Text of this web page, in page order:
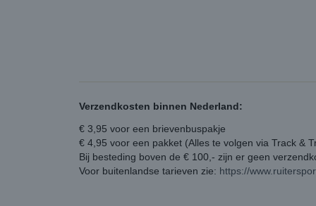
Verzendkosten binnen Nederland:
€ 3,95 voor een brievenbuspakje
€ 4,95 voor een pakket (Alles te volgen via Track &
Bij besteding boven de € 100,- zijn er geen
Voor buitenlandse tarieven zie: https://